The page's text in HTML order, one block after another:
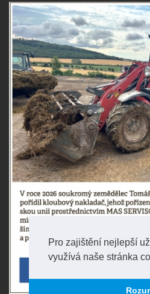
Pro zajištění nejlepší
využívá naše stránka